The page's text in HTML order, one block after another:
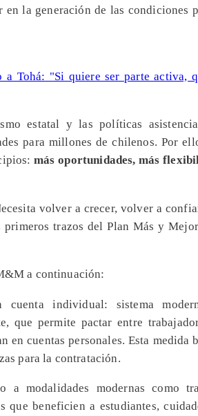
la generación de las condiciones
Tohá: "Si quiere ser parte activa,
estatal y las políticas
para millones de chilenos. Por
más oportunidades, más
volver a crecer, volver a
trazos del Plan Más y
a continuación:
individual: sistema
que permite pactar entre
en cuentas personales. Esta medida
para la contratación.
modalidades modernas como
que beneficien a estudiantes,